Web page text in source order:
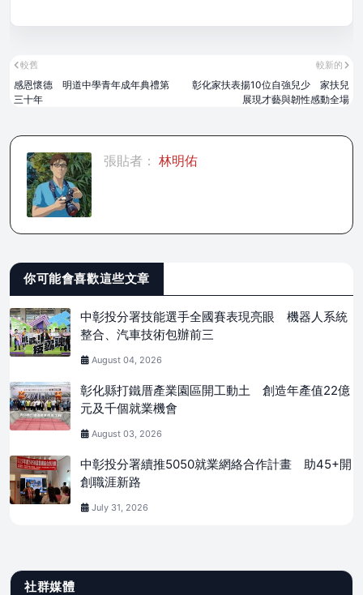
較新的
彰化家扶表揚10位自強兒少 家扶兒
展現才藝與韌性感動全場
較舊
感恩懷德 明道中學青年成年典禮第
三十年
張貼者： 林明佑
你可能會喜歡這些文章
中彰投分署技能選手全國賽表現亮眼 機器人系統
整合、汽車技術包辦前三
August 04, 2026
彰化縣打鐵厝產業園區開工動土 創造年產值22億
元及千個就業機會
August 03, 2026
中彰投分署續推5050就業網絡合作計畫 助45+開
創職涯新路
July 31, 2026
社群媒體